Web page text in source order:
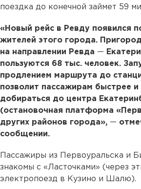
поездка до конечной займет 59
«Новый рейс в Ревду появился
жителей этого города.
на направлении Ревда —
пользуются 68 тыс. человек.
продлением маршрута до
позволит пассажирам быстрее
добираться до центра
(остановочная платформа
других районов города», —
сообщении.
Пассажиры из Первоуральска и
знакомы с «Ласточками» (через
электропоезд в Кузино и Шалю).